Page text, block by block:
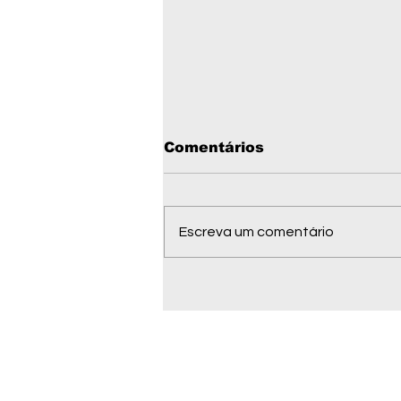
Comentários
Escreva um comentário